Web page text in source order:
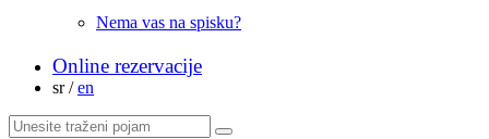
Nema vas na spisku?
Online rezervacije
sr / en